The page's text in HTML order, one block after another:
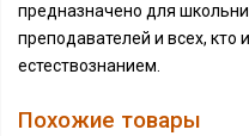
предназначено для
преподавателей и всех, кто
естествознанием.
Похожие товары